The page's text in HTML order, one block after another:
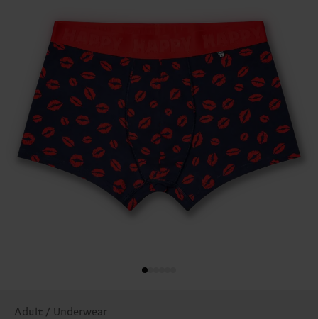
Adult / Underwear